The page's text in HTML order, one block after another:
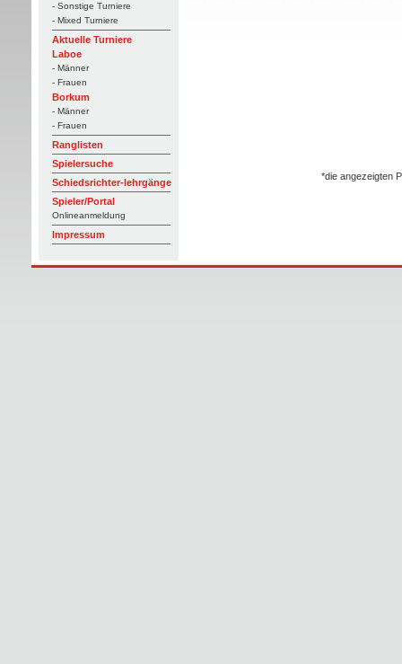
- Sonstige Turniere
- Mixed Turniere
Aktuelle Turniere
Laboe
- Männer
- Frauen
Borkum
- Männer
- Frauen
Ranglisten
Spielersuche
Schiedsrichter-lehrgänge
Spieler/Portal
Onlineanmeldung
Impressum
*die angezeigten